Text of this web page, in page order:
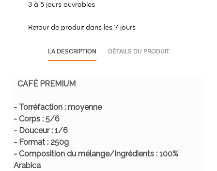
3 à 5 jours ouvrables
Retour de produit dans les 7 jours
LA DESCRIPTION DÉTAILS DU PRODUIT
CAFÉ PREMIUM
- Torréfaction : moyenne
- Corps : 5/6
- Douceur : 1/6
- Format : 250g
- Composition du mélange/Ingrédients : 100%
Arabica